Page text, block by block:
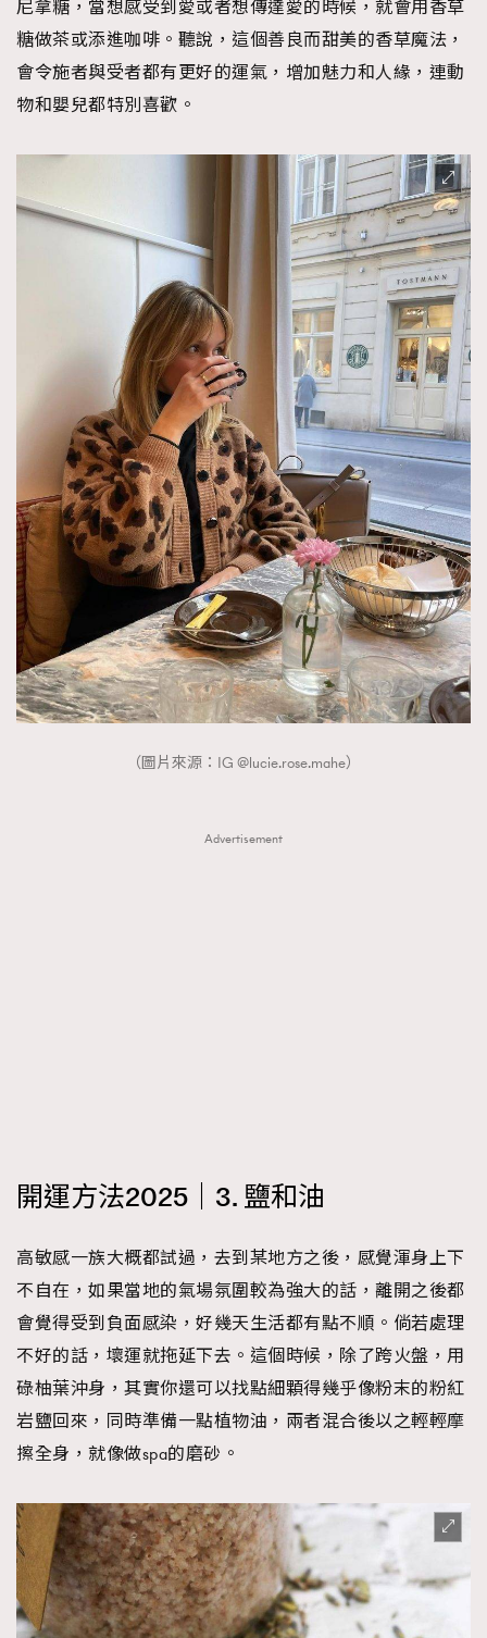
TRENDING
AFrenchMind
DressLikeAParisienne
EmpowerF
FashionWeek FigaroAesthetic
尼拿糖，當想感受到愛或者想傳達愛的時候，就會用香草
糖做茶或添進咖啡。聽說，這個善良而甜美的香草魔法，
會令施者與受者都有更好的運氣，增加魅力和人緣，連動
物和嬰兒都特別喜歡。
（圖片來源：IG @lucie.rose.mahe）
Advertisement
開運方法2025｜3. 鹽和油
高敏感一族大概都試過，去到某地方之後，感覺渾身上下
不自在，如果當地的氣場氛圍較為強大的話，離開之後都
會覺得受到負面感染，好幾天生活都有點不順。倘若處理
不好的話，壞運就拖延下去。這個時候，除了跨火盤，用
碌柚葉沖身，其實你還可以找點細顆得幾乎像粉末的粉紅
岩鹽回來，同時準備一點植物油，兩者混合後以之輕輕摩
擦全身，就像做spa的磨砂。